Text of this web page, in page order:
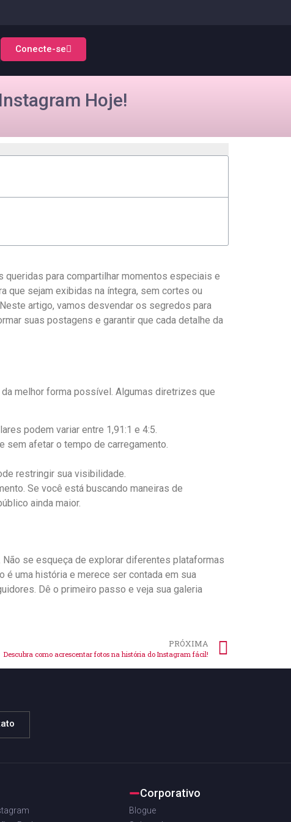
Conecte-se
Hoje!
para compartilhar momentos ⁣especiais⁢ e
que⁢ sejam exibidas na íntegra, sem cortes ou
artigo, vamos desvendar⁣ os segredos⁤ para
‌suas postagens e garantir que‍ cada‌ detalhe⁤ da
‍melhor forma possível. Algumas diretrizes que
podem variar entre 1,91:1 e ⁤4:5.
sem afetar ⁢o ⁢tempo de carregamento.
⁢restringir ⁢sua⁣ visibilidade.
Se você está buscando maneiras de
​ainda⁤ maior.
se ​esqueça de explorar diferentes plataformas
uma⁢ história e⁣ merece ‌ser‌ contada​ em sua‍
Dê o primeiro passo e veja sua galeria
PRÓXIMA
Descubra como acrescentar fotos na história do Instagram fácil!
Corporativo
Blogue